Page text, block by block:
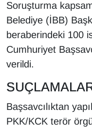
Soruşturma
Belediye (İBB)
beraberindeki 100
Cumhuriyet
verildi.
Başsavcılıktan
PKK/KCK terör
Kamu Alımları
Kim Kimdir?
Kültür & Sanat
KURDÎ
MAGAZİN